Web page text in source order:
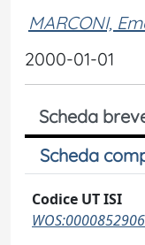
MARCONI,
2000-01-01
Scheda
Scheda
Codice UT ISI